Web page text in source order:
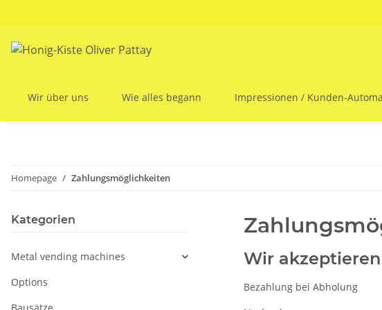
Wir über uns Wie alles begann Impressionen / Kunden-
Homepage Zahlungsmöglichkeiten
Wir
Bezahlung bei Abholung
Kategorien
Metal vending machines
Options